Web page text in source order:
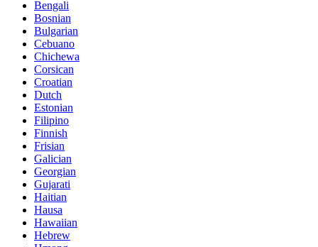
Bengali
Bosnian
Bulgarian
Cebuano
Chichewa
Corsican
Croatian
Dutch
Estonian
Filipino
Finnish
Frisian
Galician
Georgian
Gujarati
Haitian
Hausa
Hawaiian
Hebrew